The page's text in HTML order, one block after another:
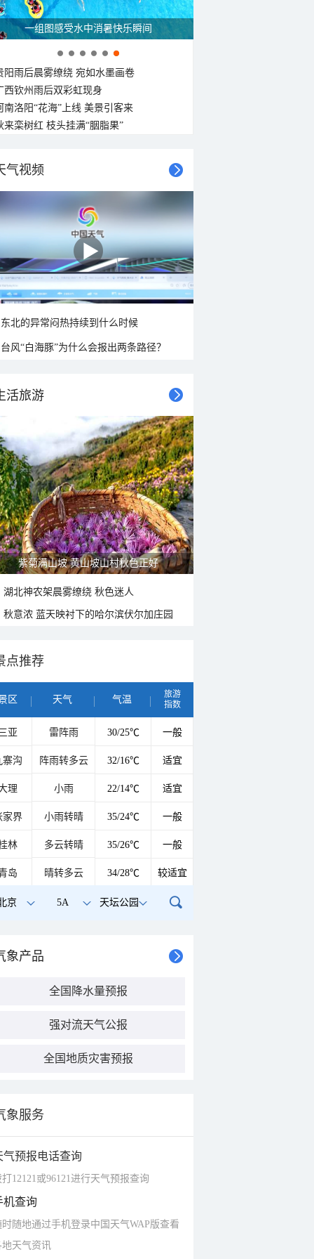
一组图感受水中消暑快乐瞬间
阳雨后晨雾缭绕 宛如水墨画卷
西钦州雨后双彩虹现身
南洛阳“花海”上线 美景引客来
来栾树红 枝头挂满“胭脂果”
气视频
东北的异常闷热持续到什么时候
台风“白海豚”为什么会报出两条路径？
活旅游
紫菊满山坡 黄山坡山村秋色正好
湖北神农架晨雾缭绕 秋色迷人
秋意浓 蓝天映衬下的哈尔滨伏尔加庄园
点推荐
区 天气 气温
旅游
指数
亚 雷阵雨 30/25℃ 一般
寨沟 阵雨转多云 32/16℃ 适宜
理 小雨 22/14℃ 适宜
家界 小雨转晴 35/24℃ 一般
林 多云转晴 35/26℃ 一般
岛 晴转多云 34/28℃ 较适宜
京 5A 天坛公园
象产品
全国降水量预报
强对流天气公报
全国地质灾害预报
象服务
气预报电话查询
打12121或96121进行天气预报查询
机查询
时随地通过手机登录中国天气WAP版查看
地天气资讯